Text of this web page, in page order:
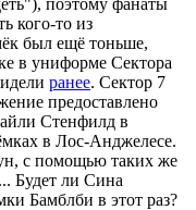
кого-то из
был ещё тоньше,
в униформе Сектора
ранее. Сектор 7
предоставлено
Стенфилд в
в Лос-Анджелесе.
с помощью таких же
Будет ли Сина
Бамблби в этот раз?